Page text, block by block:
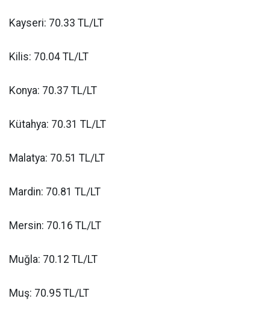
Kayseri: 70.33 TL/LT
Kilis: 70.04 TL/LT
Konya: 70.37 TL/LT
Kütahya: 70.31 TL/LT
Malatya: 70.51 TL/LT
Mardin: 70.81 TL/LT
Mersin: 70.16 TL/LT
Muğla: 70.12 TL/LT
Muş: 70.95 TL/LT